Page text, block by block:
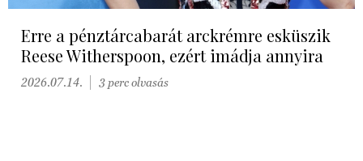
Erre a pénztárcabarát arckrémre esküszik
Reese Witherspoon, ezért imádja annyira
2026.07.14. 3 perc olvasás